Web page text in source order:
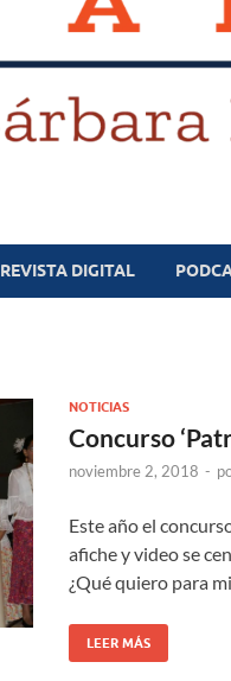
REVISTA DIGITAL
NOTICIAS
Concurso
noviembre 2, 2018 -
Este año el
afiche y video se
¿Qué quiero para
LEER MÁS